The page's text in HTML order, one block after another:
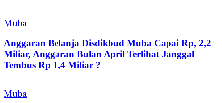
Muba
Anggaran Belanja Disdikbud Muba Capai Rp, 2,2
Miliar, Anggaran Bulan April Terlihat Janggal
Tembus Rp 1,4 Miliar ?
Muba